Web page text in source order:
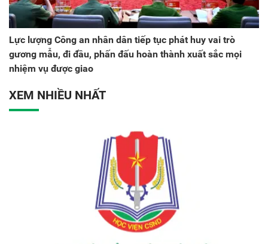
Lực lượng Công an nhân dân tiếp tục phát huy vai trò
gương mẫu, đi đầu, phấn đấu hoàn thành xuất sắc mọi
nhiệm vụ được giao
XEM NHIỀU NHẤT